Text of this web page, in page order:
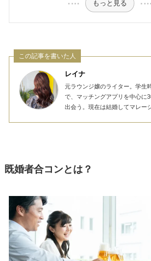
もっと見る
この記事を書いた人
レイナ
元ラウンジ嬢のライター。学生
で、マッチングアプリを中心に
出会う。現在は結婚してマレー
既婚者合コンとは？